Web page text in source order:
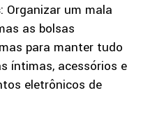
: Organizar um mala
as bolsas
para manter tudo
íntimas, acessórios e
eletrônicos de